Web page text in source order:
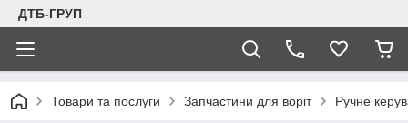
ДТБ-ГРУП
Товари та послуги Запчастини для воріт Ручне